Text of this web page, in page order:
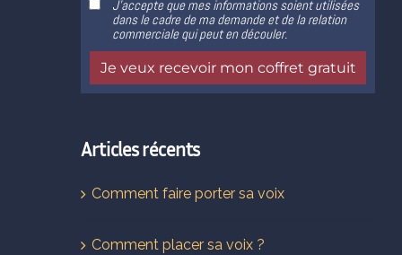
Articles récents
Comment faire porter sa voix
Comment placer sa voix ?